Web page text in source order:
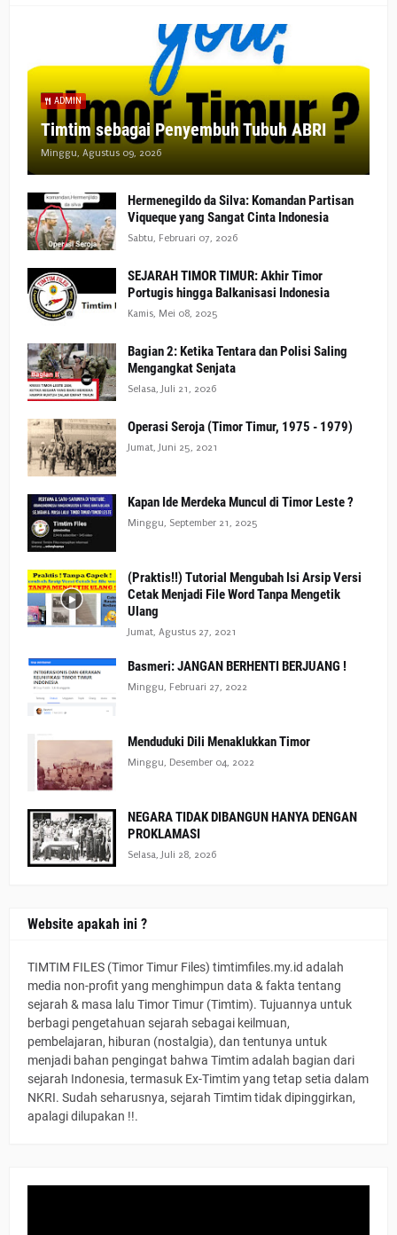
ADMIN
Timtim sebagai Penyembuh Tubuh ABRI
Minggu, Agustus 09, 2026
Hermenegildo da Silva: Komandan Partisan
Viqueque yang Sangat Cinta Indonesia
Sabtu, Februari 07, 2026
SEJARAH TIMOR TIMUR: Akhir Timor
Portugis hingga Balkanisasi Indonesia
Kamis, Mei 08, 2025
Bagian 2: Ketika Tentara dan Polisi Saling
Mengangkat Senjata
Selasa, Juli 21, 2026
Operasi Seroja (Timor Timur, 1975 - 1979)
Jumat, Juni 25, 2021
Kapan Ide Merdeka Muncul di Timor Leste ?
Minggu, September 21, 2025
(Praktis!!) Tutorial Mengubah Isi Arsip Versi
Cetak Menjadi File Word Tanpa Mengetik
Ulang
Jumat, Agustus 27, 2021
Basmeri: JANGAN BERHENTI BERJUANG !
Minggu, Februari 27, 2022
Menduduki Dili Menaklukkan Timor
Minggu, Desember 04, 2022
NEGARA TIDAK DIBANGUN HANYA DENGAN
PROKLAMASI
Selasa, Juli 28, 2026
Website apakah ini ?
TIMTIM FILES (Timor Timur Files) timtimfiles.my.id adalah
media non-profit yang menghimpun data & fakta tentang
sejarah & masa lalu Timor Timur (Timtim). Tujuannya untuk
berbagi pengetahuan sejarah sebagai keilmuan,
pembelajaran, hiburan (nostalgia), dan tentunya untuk
menjadi bahan pengingat bahwa Timtim adalah bagian dari
sejarah Indonesia, termasuk Ex-Timtim yang tetap setia dalam
NKRI. Sudah seharusnya, sejarah Timtim tidak dipinggirkan,
apalagi dilupakan !!.